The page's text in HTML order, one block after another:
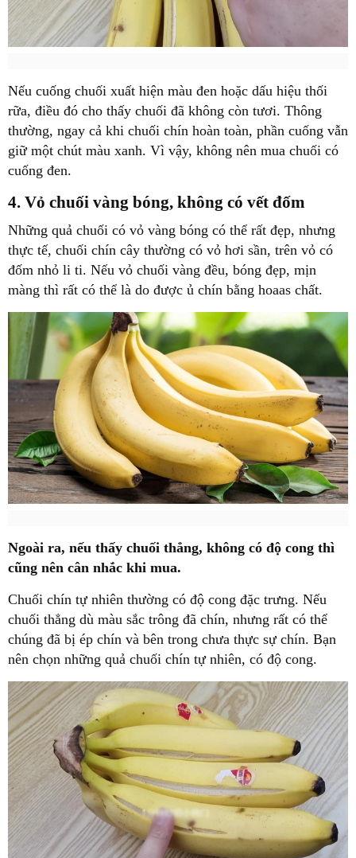
Nếu cuống chuối xuất hiện màu đen hoặc dấu hiệu thối
rữa, điều đó cho thấy chuối đã không còn tươi. Thông
thường, ngay cả khi chuối chín hoàn toàn, phần cuống vẫn
giữ một chút màu xanh. Vì vậy, không nên mua chuối có
cuống đen.
4. Vỏ chuối vàng bóng, không có vết đốm
Những quả chuối có vỏ vàng bóng có thể rất đẹp, nhưng
thực tế, chuối chín cây thường có vỏ hơi sần, trên vỏ có
đốm nhỏ li ti. Nếu vỏ chuối vàng đều, bóng đẹp, mịn
màng thì rất có thể là do được ủ chín bằng hoaas chất.
Ngoài ra, nếu thấy chuối thẳng, không có độ cong thì
cũng nên cân nhắc khi mua.
Chuối chín tự nhiên thường có độ cong đặc trưng. Nếu
chuối thẳng dù màu sắc trông đã chín, nhưng rất có thể
chúng đã bị ép chín và bên trong chưa thực sự chín. Bạn
nên chọn những quả chuối chín tự nhiên, có độ cong.